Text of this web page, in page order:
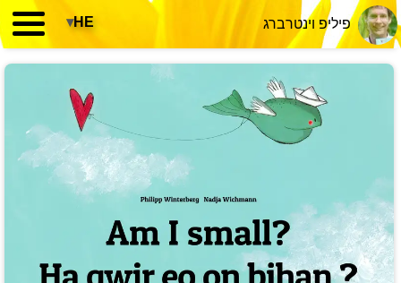
פיליפ וינטרברג HE
▾